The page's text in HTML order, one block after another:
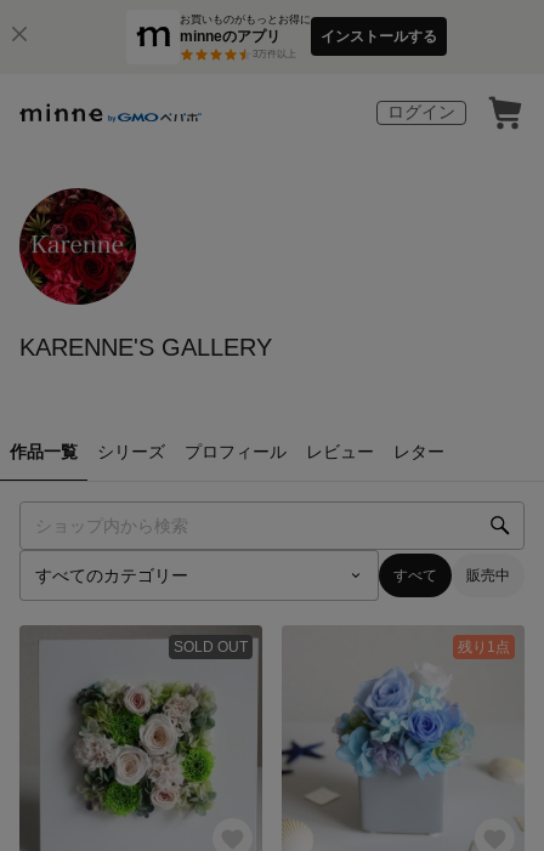
お買いものがもっとお得に
minneのアプリ
3万件以上
インストールする
ログイン
KARENNE'S GALLERY
作品一覧 シリーズ プロフィール レビュー レター
すべて 販売中
SOLD OUT 残り1点